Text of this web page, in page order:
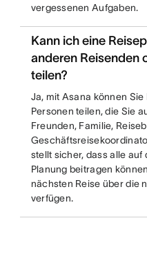
vergessenen Aufgaben.
Kann ich eine
anderen Reisenden
teilen?
Ja, mit Asana können
Personen teilen, die Sie
Freunden, Familie,
stellt sicher, dass alle
Planung beitragen
nächsten Reise über die
verfügen.